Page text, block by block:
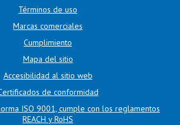
Términos de uso
Marcas comerciales
Cumplimiento
Mapa del sitio
Accesibilidad al sitio web
de conformidad
ISO 9001, cumple con los reglamentos
REACH y RoHS